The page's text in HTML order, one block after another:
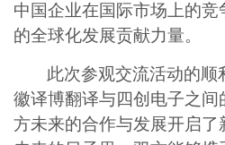
中国企业在国际市场上的
的全球化发展贡献力量。
此次参观交流活动的顺
徽译博翻译与四创电子之间
方未来的合作与发展开启